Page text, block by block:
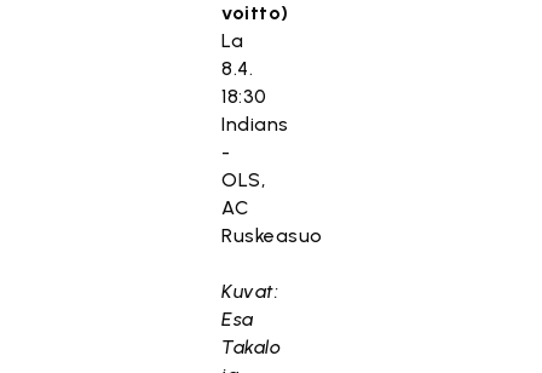
voitto)
La
8.4.
18:30
Indians
-
OLS,
AC
Ruskeasuo
Kuvat:
Esa
Takalo